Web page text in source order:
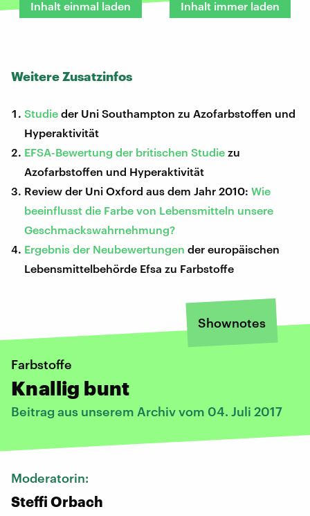
Inhalt einmal laden Inhalt immer laden
Weitere Zusatzinfos
Studie der Uni Southampton zu Azofarbstoffen und
Hyperaktivität
EFSA-Bewertung der britischen Studie zu
Azofarbstoffen und Hyperaktivität
Review der Uni Oxford aus dem Jahr 2010:Wie
beeinflusst die Farbe von Lebensmitteln unsere
Geschmackswahrnehmung?
Ergebnis der Neubewertungen der europäischen
Lebensmittelbehörde Efsa zu Farbstoffe
Shownotes
Farbstoffe
Knallig bunt
Beitrag aus unserem Archiv vom 04. Juli 2017
Moderatorin:
Steffi Orbach